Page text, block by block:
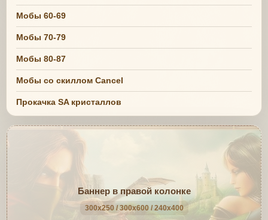
Мобы 60-69
Мобы 70-79
Мобы 80-87
Мобы со скиллом Cancel
Прокачка SA кристаллов
Баннер в правой колонке
300x250 / 300x600 / 240x400